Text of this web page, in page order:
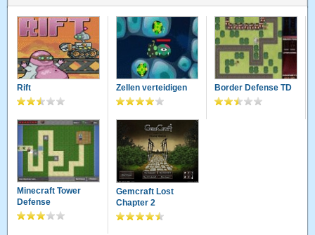
Rift Zellen verteidigen Border Defense TD
Minecraft Tower
Defense
Gemcraft Lost
Chapter 2